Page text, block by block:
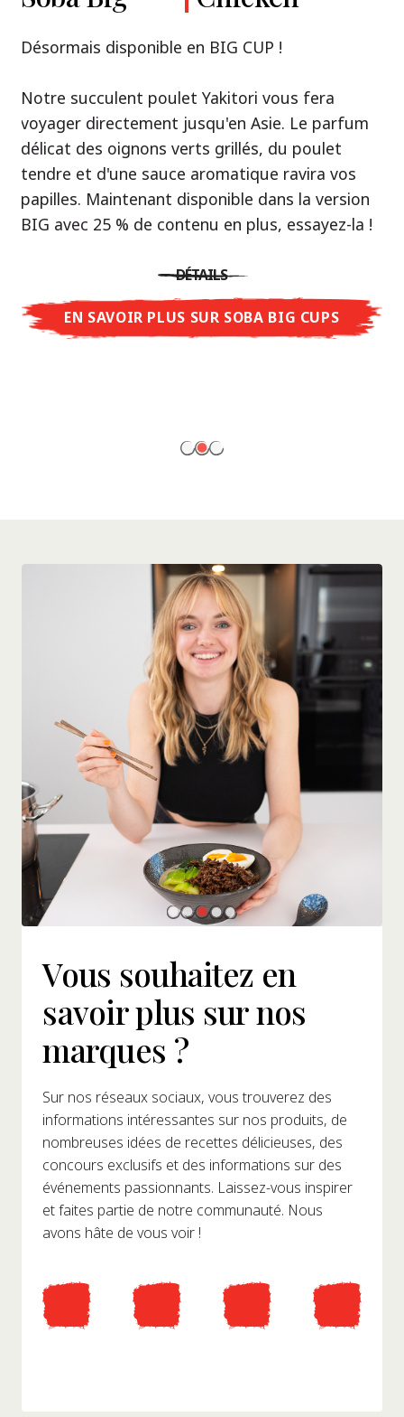
Trois univers de saveurs, un seul objectif : le
vrai ramen de niveau restaurant – sans le
restaurant.
Avec Nissin Ramen Premium, découvrez le
plaisir du ramen japonais comme jamais
Yuzu, épicé et relevé avec Spicy Miso, ou
crémeux et gourmand avec Tonkotsu. Le goût
authentique du restaurant – à savourer chez
Désormais disponible en BIG CUP !
Notre succulent poulet Yakitori vous fera
voyager directement jusqu'en Asie. Le parfum
délicat des oignons verts grillés, du poulet
tendre et d'une sauce aromatique ravira vos
papilles. Maintenant disponible dans la version
BIG avec 25 % de contenu en plus, essayez-la !
DÉTAILS
EN SAVOIR PLUS SUR SOBA BIG CUPS
Notre recommandation: découvrez le goût de
Ramen !
Une soupe ramen qui, comme la cuisine
thaïlandaise elle-même, est synonyme
d'équilibre parfait et d'harmonie gustative.
La saveur de poulet caramélisé combinée aux
expérience gustative asiatique authentique.
DÉTAILS
Vous souhaitez en
savoir plus sur nos
marques ?
Sur nos réseaux sociaux, vous trouverez des
informations intéressantes sur nos produits, de
nombreuses idées de recettes délicieuses, des
concours exclusifs et des informations sur des
événements passionnants. Laissez-vous inspirer
et faites partie de notre communauté. Nous
avons hâte de vous voir !